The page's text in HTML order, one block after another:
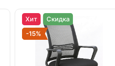
Хит
Скидка
-15%